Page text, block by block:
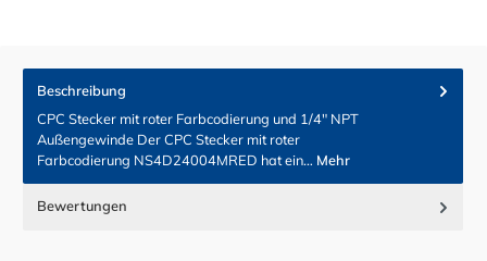
Beschreibung
CPC Stecker mit roter Farbcodierung und 1/4" NPT
Außengewinde Der CPC Stecker mit roter
Farbcodierung NS4D24004MRED hat ein… Mehr
Bewertungen